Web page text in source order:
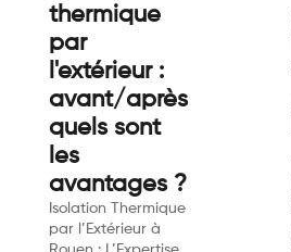
thermique
par
l'extérieur :
avant/après
quels sont
les
avantages ?
Isolation Thermique
par l’Extérieur à